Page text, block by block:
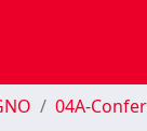
04A-